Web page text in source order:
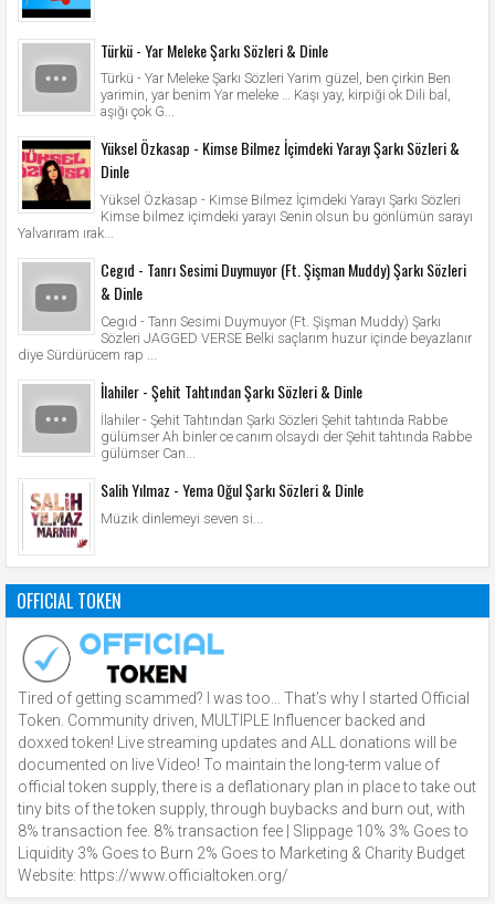
Türkü - Yar Meleke Şarkı Sözleri & Dinle
Türkü - Yar Meleke Şarkı Sözleri Yarim güzel, ben çirkin Ben
yarimin, yar benim Yar meleke … Kaşı yay, kirpiği ok Dili bal,
aşığı çok G...
Yüksel Özkasap - Kimse Bilmez İçimdeki Yarayı Şarkı Sözleri &
Dinle
Yüksel Özkasap - Kimse Bilmez İçimdeki Yarayı Şarkı Sözleri
Kimse bilmez içimdeki yarayı Senin olsun bu gönlümün sarayı
Yalvarıram ırak...
Cegıd - Tanrı Sesimi Duymuyor (Ft. Şişman Muddy) Şarkı Sözleri
& Dinle
Cegıd - Tanrı Sesimi Duymuyor (Ft. Şişman Muddy) Şarkı
Sözleri JAGGED VERSE Belki saçlarım huzur içinde beyazlanır
diye Sürdürücem rap ...
İlahiler - Şehit Tahtından Şarkı Sözleri & Dinle
İlahiler - Şehit Tahtından Şarkı Sözleri Şehit tahtında Rabbe
gülümser Ah binler ce canım olsaydı der Şehit tahtında Rabbe
gülümser Can...
Salih Yılmaz - Yema Oğul Şarkı Sözleri & Dinle
Müzik dinlemeyi seven si...
OFFICIAL TOKEN
Tired of getting scammed? I was too… That’s why I started Official
Token. Community driven, MULTIPLE Influencer backed and
doxxed token! Live streaming updates and ALL donations will be
documented on live Video! To maintain the long-term value of
official token supply, there is a deflationary plan in place to take out
tiny bits of the token supply, through buybacks and burn out, with
8% transaction fee. 8% transaction fee | Slippage 10% 3% Goes to
Liquidity 3% Goes to Burn 2% Goes to Marketing & Charity Budget
Website: https://www.officialtoken.org/